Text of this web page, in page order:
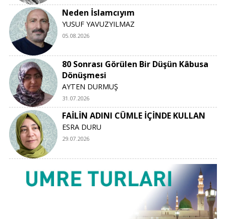
Neden İslamcıyım
YUSUF YAVUZYILMAZ
05.08.2026
80 Sonrası Görülen Bir Düşün Kâbusa
Dönüşmesi
AYTEN DURMUŞ
31.07.2026
FAİLİN ADINI CÜMLE İÇİNDE KULLAN
ESRA DURU
29.07.2026